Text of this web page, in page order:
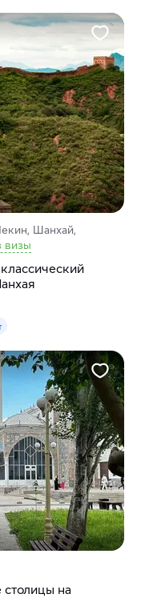
Шанхай,
визы
на